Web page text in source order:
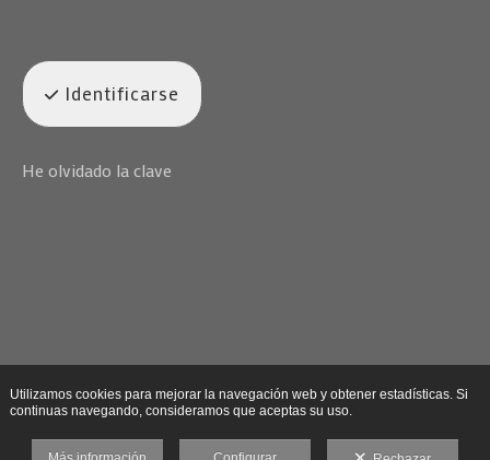
Identificarse
He olvidado la clave
Utilizamos cookies para mejorar la navegación web y obtener estadísticas. Si
continuas navegando, consideramos que aceptas su uso.